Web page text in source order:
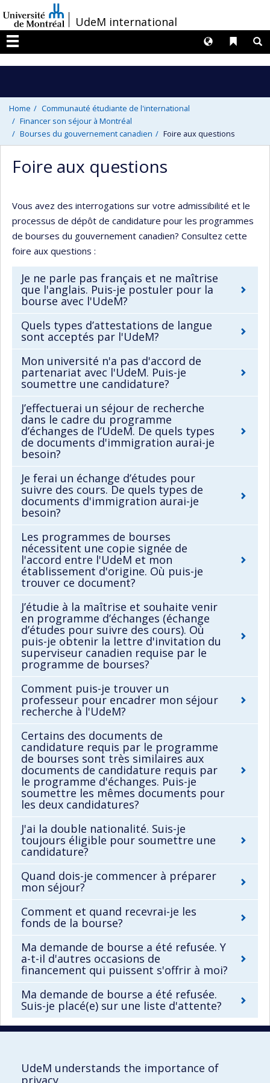
au
contenu
/UdeM international
Menu
Liens
Langues
Home
Communauté étudiante de l'international
Financer son séjour à Montréal
Bourses du gouvernement canadien
Foire aux questions
Foire aux questions
Vous avez des interrogations sur votre admissibilité et le
processus de dépôt de candidature pour les programmes
de bourses du gouvernement canadien? Consultez cette
foire aux questions :
Je ne parle pas français et ne maîtrise
que l'anglais. Puis-je postuler pour la
bourse avec l'UdeM?
Quels types d’attestations de langue
sont acceptés par l'UdeM?
Mon université n'a pas d'accord de
partenariat avec l'UdeM. Puis-je
soumettre une candidature?
J’effectuerai un séjour de recherche
dans le cadre du programme
d’échanges de l’UdeM. De quels types
de documents d'immigration aurai-je
besoin?
Je ferai un échange d’études pour
suivre des cours. De quels types de
documents d'immigration aurai-je
besoin?
Les programmes de bourses
nécessitent une copie signée de
l'accord entre l'UdeM et mon
établissement d'origine. Où puis-je
trouver ce document?
J’étudie à la maîtrise et souhaite venir
en programme d’échanges (échange
d’études pour suivre des cours). Où
puis-je obtenir la lettre d'invitation du
superviseur canadien requise par le
programme de bourses?
Comment puis-je trouver un
professeur pour encadrer mon séjour
recherche à l'UdeM?
Certains des documents de
candidature requis par le programme
de bourses sont très similaires aux
documents de candidature requis par
le programme d'échanges. Puis-je
soumettre les mêmes documents pour
les deux candidatures?
J'ai la double nationalité. Suis-je
toujours éligible pour soumettre une
candidature?
Quand dois-je commencer à préparer
mon séjour?
Comment et quand recevrai-je les
fonds de la bourse?
Ma demande de bourse a été refusée. Y
a-t-il d'autres occasions de
financement qui puissent s'offrir à moi?
Ma demande de bourse a été refusée.
Suis-je placé(e) sur une liste d'attente?
UdeM international
UdeM understands the importance of
privacy